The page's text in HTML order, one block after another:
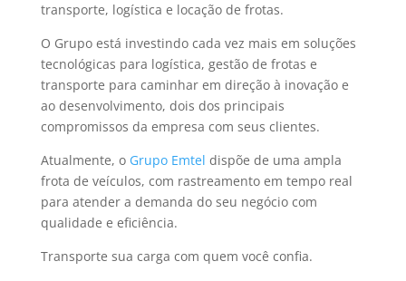
transporte, logística e locação de frotas.
O Grupo está investindo cada vez mais em soluções
tecnológicas para logística, gestão de frotas e
transporte para caminhar em direção à inovação e
ao desenvolvimento, dois dos principais
compromissos da empresa com seus clientes.
Atualmente, o Grupo Emtel dispõe de uma ampla
frota de veículos, com rastreamento em tempo real
para atender a demanda do seu negócio com
qualidade e eficiência.
Transporte sua carga com quem você confia.